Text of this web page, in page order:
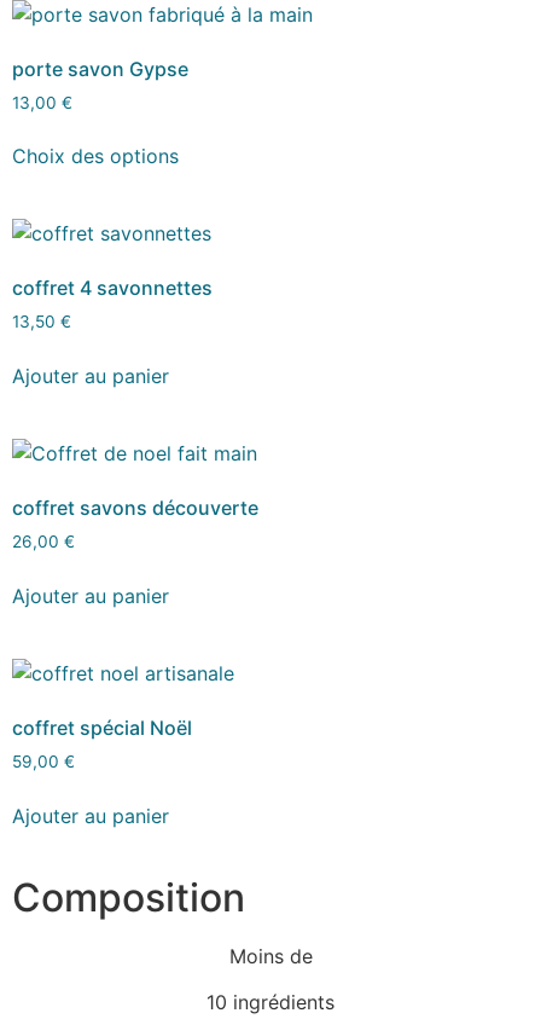
porte savon Gypse
13,00 €
Choix des options
coffret 4 savonnettes
13,50 €
Ajouter au panier
coffret savons découverte
26,00 €
Ajouter au panier
coffret spécial Noël
59,00 €
Ajouter au panier
Composition
Moins de
10 ingrédients